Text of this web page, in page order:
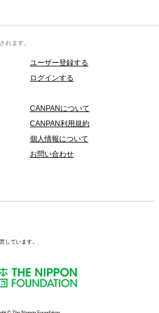
れます。
ユーザー登録する
ログインする
CANPANについて
CANPAN利用規約
個人情報について
お問い合わせ
しています。